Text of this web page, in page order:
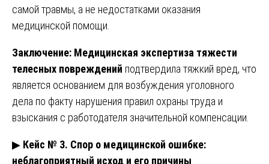
самой травмы, а не недостатками оказания
медицинской помощи.
Заключение: Медицинская экспертиза тяжести
телесных повреждений подтвердила тяжкий вред, что
является основанием для возбуждения уголовного
дела по факту нарушения правил охраны труда и
взыскания с работодателя значительной компенсации.
▶ Кейс № 3. Спор о медицинской ошибке:
неблагоприятный исход и его причины